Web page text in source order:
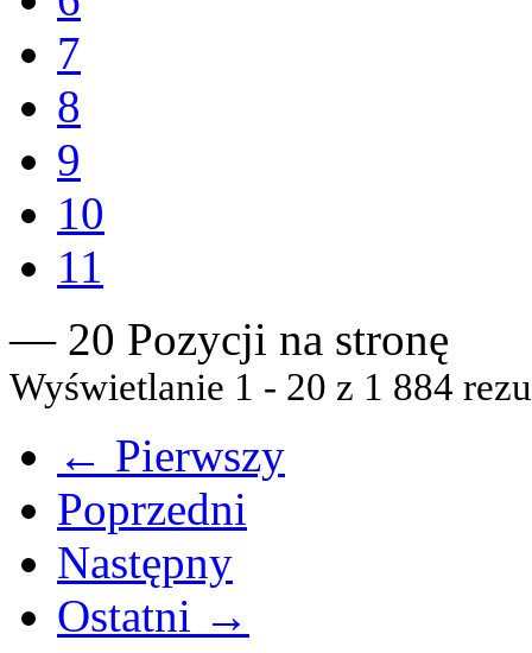
7
8
9
10
11
— 20 Pozycji na stronę
Wyświetlanie 1 - 20 z 1 884
← Pierwszy
Poprzedni
Następny
Ostatni →